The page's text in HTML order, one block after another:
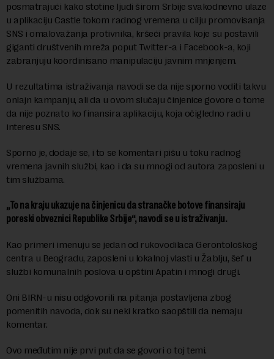
posmatrajući kako stotine ljudi širom Srbije svakodnevno ulaze
u aplikaciju Castle tokom radnog vremena u cilju promovisanja
SNS i omalovažanja protivnika, kršeći pravila koje su postavili
giganti društvenih mreža poput Twitter-a i Facebook-a, koji
zabranjuju koordinisano manipulaciju javnim mnjenjem.
U rezultatima istraživanja navodi se da nije sporno voditi takvu
onlajn kampanju, ali da u ovom slučaju činjenice govore o tome
da nije poznato ko finansira aplikaciju, koja očigledno radi u
interesu SNS.
Sporno je, dodaje se, i to se komentari pišu u toku radnog
vremena javnih službi, kao i da su mnogi od autora zaposleni u
tim službama.
„To na kraju ukazuje na činjenicu da stranačke botove finansiraju
poreski obveznici Republike Srbije“, navodi se u istraživanju.
Kao primeri imenuju se jedan od rukovodilaca Gerontološkog
centra u Beogradu, zaposleni u lokalnoj vlasti u Žablju, šef u
službi komunalnih poslova u opštini Apatin i mnogi drugi.
Oni BIRN-u nisu odgovorili na pitanja postavljena zbog
pomenitih navoda, dok su neki kratko saopštili da nemaju
komentar.
Ovo međutim nije prvi put da se govori o toj temi.